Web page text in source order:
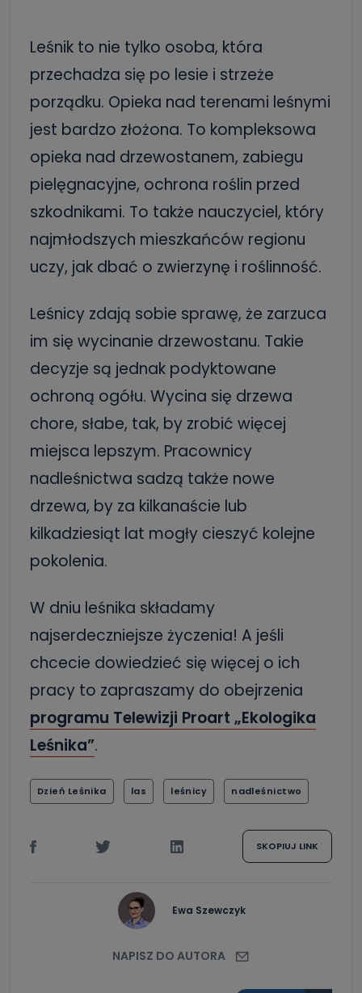
Leśnik to nie tylko osoba, która
przechadza się po lesie i strzeże
porządku. Opieka nad terenami leśnymi
jest bardzo złożona. To kompleksowa
opieka nad drzewostanem, zabiegu
pielęgnacyjne, ochrona roślin przed
szkodnikami. To także nauczyciel, który
najmłodszych mieszkańców regionu
uczy, jak dbać o zwierzynę i roślinność.
Leśnicy zdają sobie sprawę, że zarzuca
im się wycinanie drzewostanu. Takie
decyzje są jednak podyktowane
ochroną ogółu. Wycina się drzewa
chore, słabe, tak, by zrobić więcej
miejsca lepszym. Pracownicy
nadleśnictwa sadzą także nowe
drzewa, by za kilkanaście lub
kilkadziesiąt lat mogły cieszyć kolejne
pokolenia.
W dniu leśnika składamy
najserdeczniejsze życzenia! A jeśli
chcecie dowiedzieć się więcej o ich
pracy to zapraszamy do obejrzenia
programu Telewizji Proart „Ekologika
Leśnika”.
Dzień Leśnika las leśnicy nadleśnictwo
SKOPIUJ LINK
Ewa Szewczyk
NAPISZ DO AUTORA